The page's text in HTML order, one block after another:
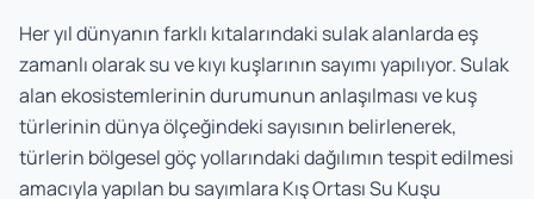
Her yıl dünyanın farklı kıtalarındaki sulak alanlarda eş
zamanlı olarak su ve kıyı kuşlarının sayımı yapılıyor. Sulak
alan ekosistemlerinin durumunun anlaşılması ve kuş
türlerinin dünya ölçeğindeki sayısının belirlenerek,
türlerin bölgesel göç yollarındaki dağılımın tespit edilmesi
amacıyla yapılan bu sayımlara Kış Ortası Su Kuşu